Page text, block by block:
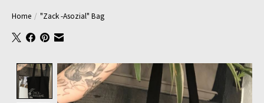
Home / "Zack -Asozial" Bag
Product image slideshow Items